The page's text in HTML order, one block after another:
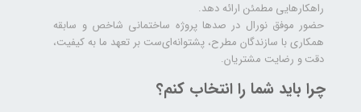
راهکارهایی مطمئن ارائه دهد.
حضور موفق نورال در صدها پروژه‌ ساختمانی شاخص و سابقه
همکاری با سازندگان مطرح، پشتوانه‌ای‌ست بر تعهد ما به کیفیت،
دقت و رضایت مشتریان.
چرا باید شما را انتخاب کنم؟